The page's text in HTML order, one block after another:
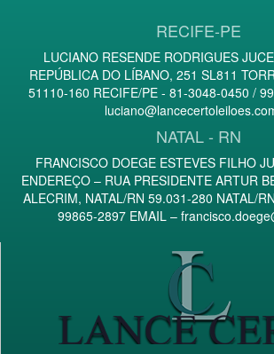
RECIFE-PE
LUCIANO RESENDE RODRIGUES
REPÚBLICA DO LÍBANO, 251 SL811
51110-160 RECIFE/PE - 81-3048-0450 /
NATAL - RN
FRANCISCO DOEGE ESTEVES FILHO
ENDEREÇO – RUA PRESIDENTE ARTUR
ALECRIM, NATAL/RN 59.031-280 NATAL/
99865-2897 EMAIL –